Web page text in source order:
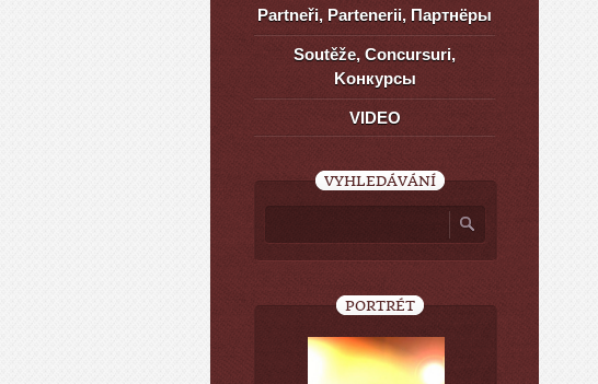
Partneři, Partenerii, Партнёры
Soutěže, Concursuri,
Kонкурсы
VIDEO
VYHLEDÁVÁNÍ
PORTRÉT